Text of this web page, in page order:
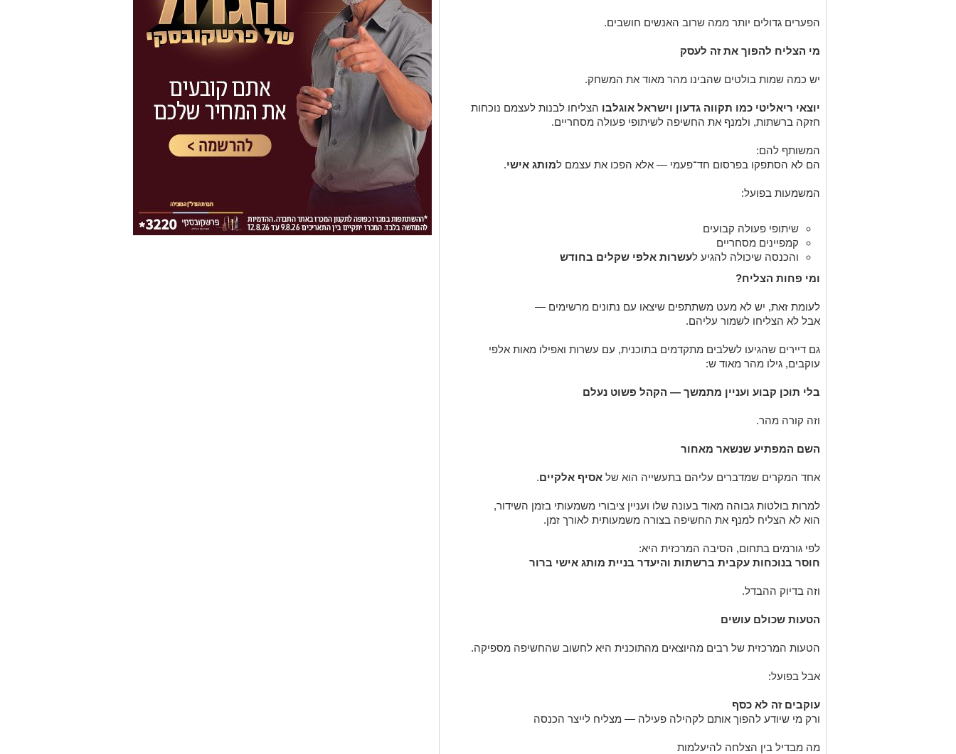
הפערים גדולים יותר ממה שרוב האנשים חושבים.
מי הצליח להפוך את זה לעסק
יש כמה שמות בולטים שהבינו מהר מאוד את המשחק.
יוצאי ריאליטי כמו תקווה גדעון וישראל אוגלבו הצליחו לבנות לעצמם נוכחות
חזקה ברשתות, ולמנף את החשיפה לשיתופי פעולה מסחריים.
המשותף להם:
הם לא הסתפקו בפרסום חד־פעמי — אלא הפכו את עצמם למותג אישי.
המשמעות בפועל:
שיתופי פעולה קבועים
קמפיינים מסחריים
והכנסה שיכולה להגיע לעשרות אלפי שקלים בחודש
ומי פחות הצליח?
לעומת זאת, יש לא מעט משתתפים שיצאו עם נתונים מרשימים —
אבל לא הצליחו לשמור עליהם.
גם דיירים שהגיעו לשלבים מתקדמים בתוכנית, עם עשרות ואפילו מאות אלפי
עוקבים, גילו מהר מאוד ש:
בלי תוכן קבוע ועניין מתמשך — הקהל פשוט נעלם
וזה קורה מהר.
השם המפתיע שנשאר מאחור
אחד המקרים שמדברים עליהם בתעשייה הוא של אסיף אלקיים.
למרות בולטות גבוהה מאוד בעונה שלו ועניין ציבורי משמעותי בזמן השידור,
הוא לא הצליח למנף את החשיפה בצורה משמעותית לאורך זמן.
לפי גורמים בתחום, הסיבה המרכזית היא:
חוסר בנוכחות עקבית ברשתות והיעדר בניית מותג אישי ברור
וזה בדיוק ההבדל.
הטעות שכולם עושים
הטעות המרכזית של רבים מהיוצאים מהתוכנית היא לחשוב שהחשיפה מספיקה.
אבל בפועל:
עוקבים זה לא כסף
ורק מי שיודע להפוך אותם לקהילה פעילה — מצליח לייצר הכנסה
מה מבדיל בין הצלחה להיעלמות